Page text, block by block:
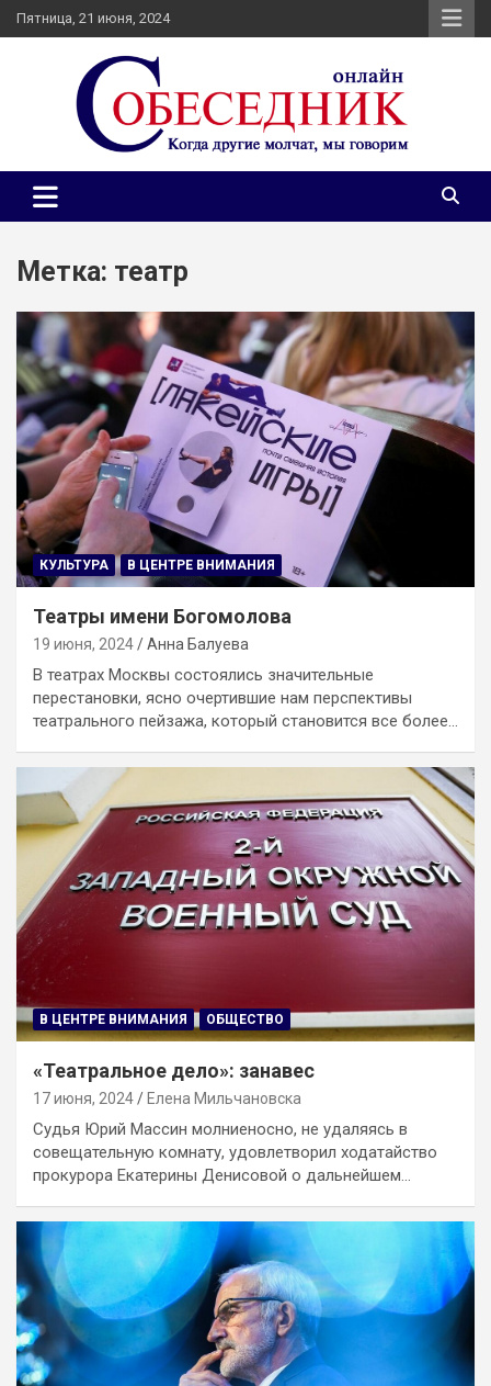
Skip
to
Пятница, 21 июня, 2024
Собеседник онлайн
Собеседник. Журналистские расследования, специальные
репортажи и эксклюзивные интервью.
Метка: театр
КУЛЬТУРА В ЦЕНТРЕ ВНИМАНИЯ
Театры имени Богомолова
19 июня, 2024 Анна Балуева
В театрах Москвы состоялись значительные
перестановки, ясно очертившие нам перспективы
театрального пейзажа, который становится все более…
В ЦЕНТРЕ ВНИМАНИЯ ОБЩЕСТВО
«Театральное дело»: занавес
17 июня, 2024 Елена Мильчановска
Судья Юрий Массин молниеносно, не удаляясь в
совещательную комнату, удовлетворил ходатайство
прокурора Екатерины Денисовой о дальнейшем…